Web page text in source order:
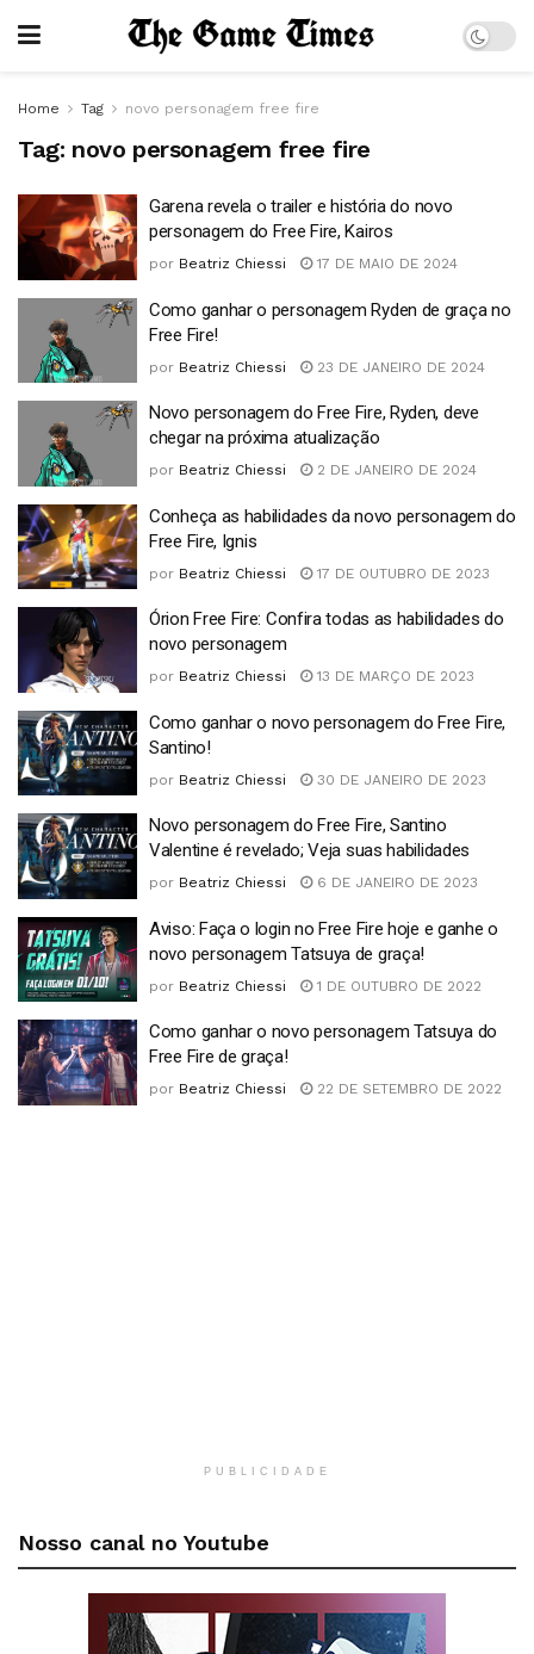
Home Tag novo personagem free fire
Tag: novo personagem free fire
Garena revela o trailer e história do novo
personagem do Free Fire, Kairos
por Beatriz Chiessi 17 DE MAIO DE 2024
Como ganhar o personagem Ryden de graça no
Free Fire!
por Beatriz Chiessi 23 DE JANEIRO DE 2024
Novo personagem do Free Fire, Ryden, deve
chegar na próxima atualização
por Beatriz Chiessi 2 DE JANEIRO DE 2024
Conheça as habilidades da novo personagem do
Free Fire, Ignis
por Beatriz Chiessi 17 DE OUTUBRO DE 2023
Órion Free Fire: Confira todas as habilidades do
novo personagem
por Beatriz Chiessi 13 DE MARÇO DE 2023
Como ganhar o novo personagem do Free Fire,
Santino!
por Beatriz Chiessi 30 DE JANEIRO DE 2023
Novo personagem do Free Fire, Santino
Valentine é revelado; Veja suas habilidades
por Beatriz Chiessi 6 DE JANEIRO DE 2023
Aviso: Faça o login no Free Fire hoje e ganhe o
novo personagem Tatsuya de graça!
por Beatriz Chiessi 1 DE OUTUBRO DE 2022
Como ganhar o novo personagem Tatsuya do
Free Fire de graça!
por Beatriz Chiessi 22 DE SETEMBRO DE 2022
PUBLICIDADE
Nosso canal no Youtube